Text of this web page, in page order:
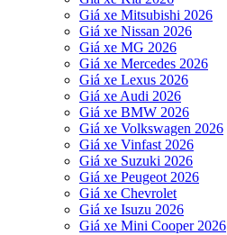
Giá xe Mitsubishi 2026
Giá xe Nissan 2026
Giá xe MG 2026
Giá xe Mercedes 2026
Giá xe Lexus 2026
Giá xe Audi 2026
Giá xe BMW 2026
Giá xe Volkswagen 2026
Giá xe Vinfast 2026
Giá xe Suzuki 2026
Giá xe Peugeot 2026
Giá xe Chevrolet
Giá xe Isuzu 2026
Giá xe Mini Cooper 2026